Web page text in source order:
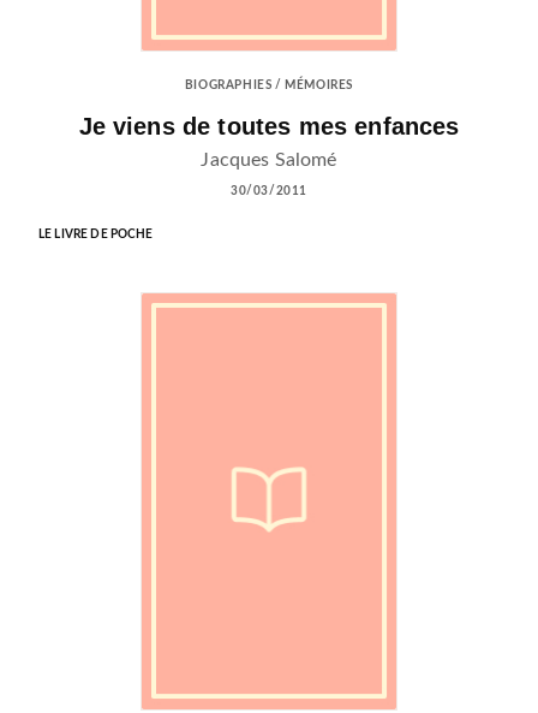
BIOGRAPHIES / MÉMOIRES
Je viens de toutes mes enfances
Jacques Salomé
30/03/2011
LE LIVRE DE POCHE